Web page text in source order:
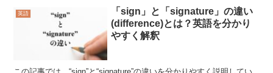
英語
「sign」と「signature」の違い
(difference)とは？英語を分かり
やすく解釈